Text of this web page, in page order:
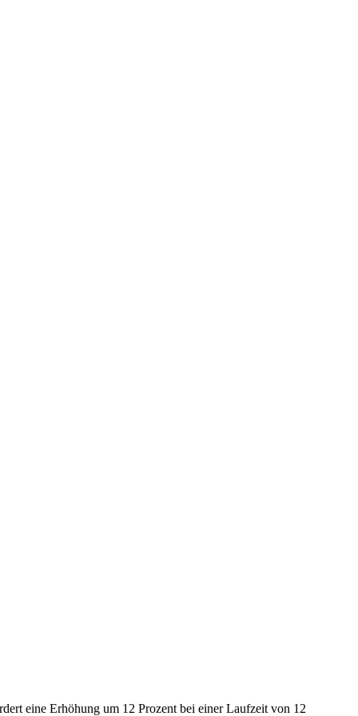
eine Erhöhung um 12 Prozent bei einer Laufzeit von 12